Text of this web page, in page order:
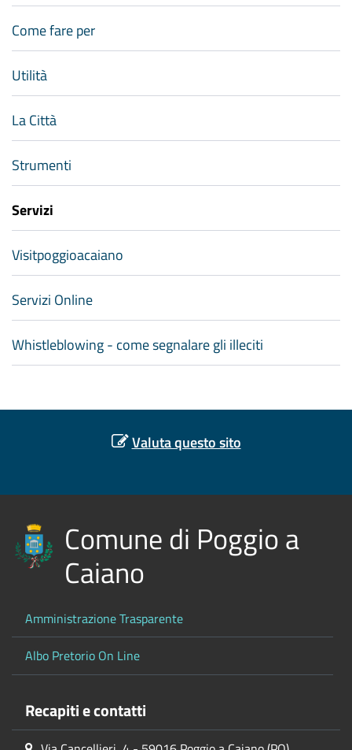
Come fare per
Utilità
La Città
Strumenti
Servizi
Visitpoggioacaiano
Servizi Online
Whistleblowing - come segnalare gli illeciti
Valuta questo sito
Comune di Poggio a
Caiano
Amministrazione Trasparente
Albo Pretorio On Line
Recapiti e contatti